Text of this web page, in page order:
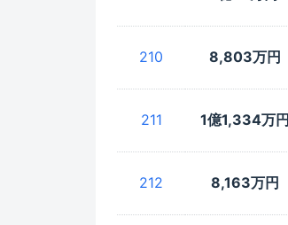
210 8,803万円
211 1億1,334万円
212 8,163万円